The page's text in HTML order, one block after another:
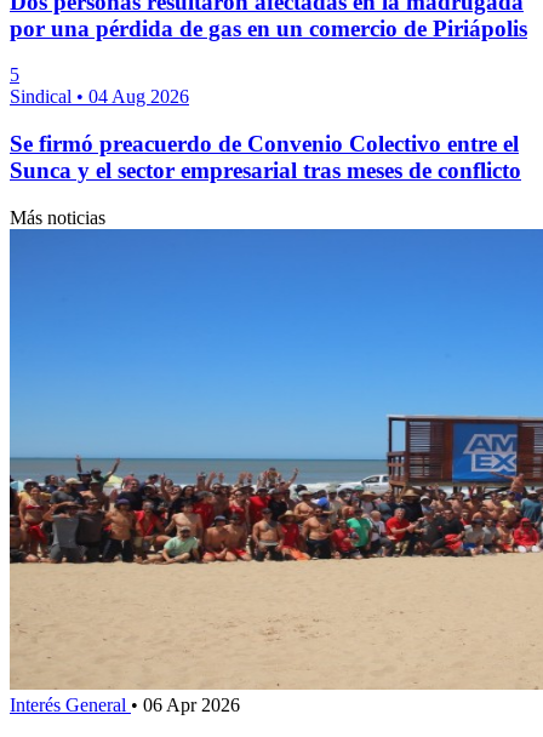
por una pérdida de gas en un comercio de Piriápolis
5
Sindical • 04 Aug 2026
Se firmó preacuerdo de Convenio Colectivo entre el
Sunca y el sector empresarial tras meses de conflicto
Más noticias
Interés General • 06 Apr 2026